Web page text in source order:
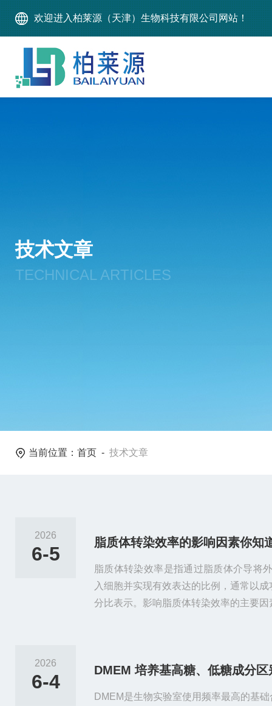
欢迎进入柏莱源（天津）生物科技有限公司网站！
技术文章
TECHNICAL ARTICLES
当前位置： 首页 - 技术文章
2026
6-5
脂质体转染效率的影响因素你知
脂质体转染效率是指通过脂质体介导将
入细胞并实现有效表达的比例，通常以
分比表示。影响脂质体转染效率的主要
脂质体配方阳离子脂质体的电荷密度、
2026
6-4
DMEM 培养基高糖、低糖成分
DMEM是生物实验室使用频率最高的基